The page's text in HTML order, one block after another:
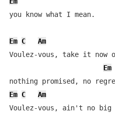
you know what I mean.
Em C
Am
Voulez-vous, take it
Em
Em C
Am
Voulez-vous, ain't no big